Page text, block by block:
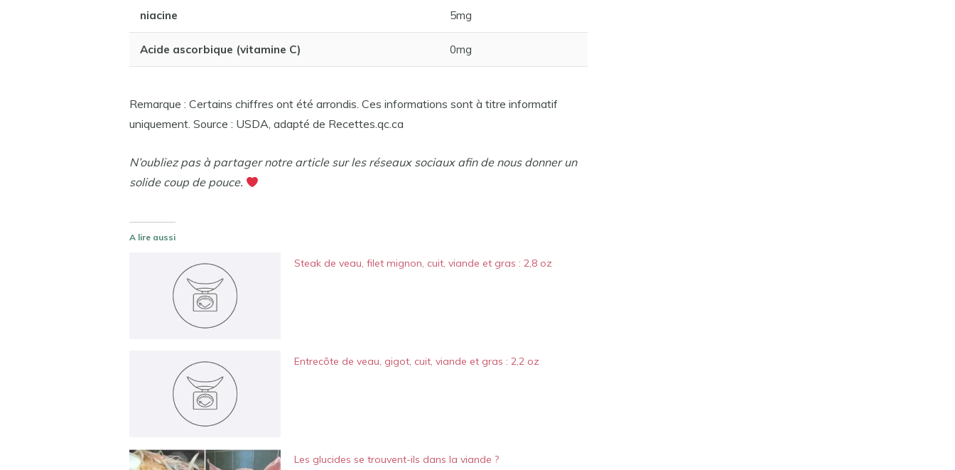
niacine 5mg
Acide ascorbique (vitamine C) 0mg
Remarque : Certains chiffres ont été arrondis. Ces informations sont à titre informatif
uniquement. Source : USDA, adapté de Recettes.qc.ca
N’oubliez pas à partager notre article sur les réseaux sociaux afin de nous donner un
solide coup de pouce.
A lire aussi
Steak de veau, filet mignon, cuit, viande et gras : 2,8 oz
Entrecôte de veau, gigot, cuit, viande et gras : 2,2 oz
Les glucides se trouvent-ils dans la viande ?